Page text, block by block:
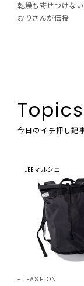
乾燥も寄せつけな
おりさんが伝授
Topics
今日のイチ押し記
LEEマルシェ
FASHION